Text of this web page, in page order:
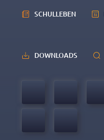
SCHULLEBEN
DOWNLOADS